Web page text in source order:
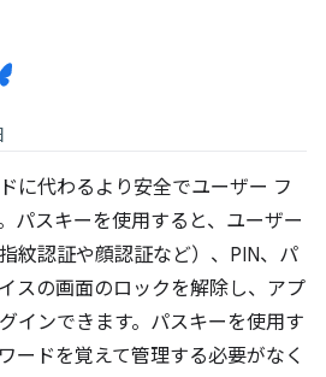
に代わるより安全でユーザー フ
パスキーを使用すると、ユーザー
紋認証や顔認証など）、PIN、パ
スの画面のロックを解除し、アプ
インできます。パスキーを使用す
ードを覚えて管理する必要がなく